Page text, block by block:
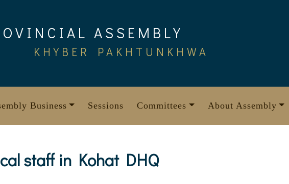
ASSEMBLY
KHYBER PAKHTUNKHWA
Business Sessions Committees About Assembly
staff in Kohat DHQ